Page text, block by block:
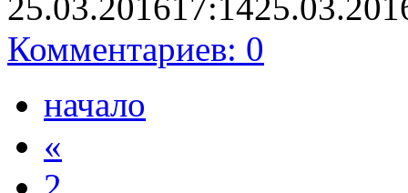
Комментариев: 0
начало
«